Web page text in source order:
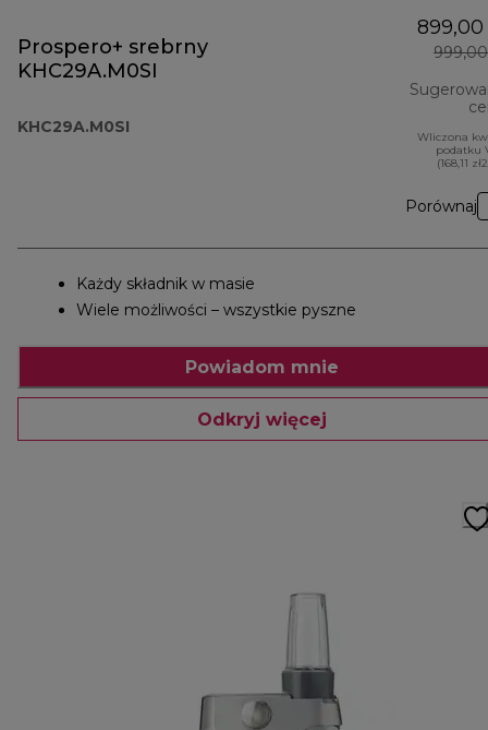
Prospero+ srebrny
KHC29A.M0SI
KHC29A.M0SI
899,00
999,00
Wliczona
podatku
(168,11
Porównaj
Każdy składnik w masie
Wiele możliwości – wszystkie pyszne
Powiadom mnie
Odkryj więcej